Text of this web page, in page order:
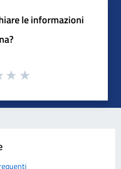
le informazioni